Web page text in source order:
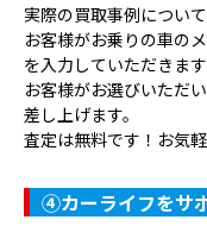
実際の買取事例につい
お客様がお乗りの車の
を入力していただきます
お客様がお選びいただ
差し上げます。
査定は無料です！お気
④カーライフをサ